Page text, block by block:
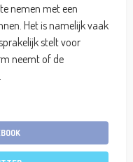
nemen met een
Het is namelijk vaak
stelt voor
neemt of de